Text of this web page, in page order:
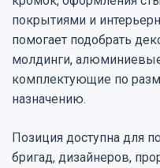
покрытиями и
помогает подобрать
молдинги,
комплектующие по
назначению.
Позиция доступна для
бригад, дизайнеров,